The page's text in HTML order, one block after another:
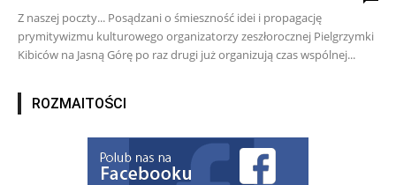
Z naszej poczty... Posądzani o śmieszność idei i propagację
prymitywizmu kulturowego organizatorzy zeszłorocznej Pielgrzymki
Kibiców na Jasną Górę po raz drugi już organizują czas wspólnej...
ROZMAITOŚCI